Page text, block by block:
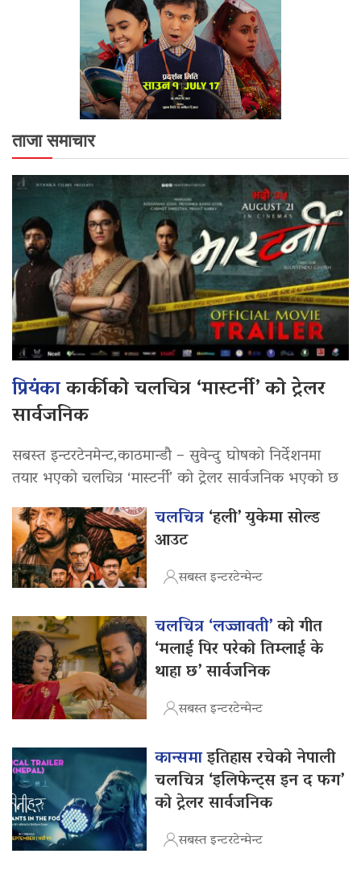
ताजा समाचार
प्रियंकाकार्कीको चलचित्र ‘मास्टर्नी’ को ट्रेलर
सार्वजनिक
सबस्त इन्टरटेनमेन्ट,काठमान्डौ – सुवेन्दु घोषको निर्देशनमा
तयार भएको चलचित्र ‘मास्टर्नी’ को ट्रेलर सार्वजनिक भएको छ
चलचित्र‘हली’ युकेमा सोल्ड
आउट
सबस्त इन्टरटेन्मेन्ट
चलचित्र ‘लज्जावती’को गीत
‘मलाई पिर परेको तिम्लाई के
थाहा छ’ सार्वजनिक
सबस्त इन्टरटेन्मेन्ट
कान्समाइतिहास रचेको नेपाली
चलचित्र ‘इलिफेन्ट्स इन द फग’
को ट्रेलर सार्वजनिक
सबस्त इन्टरटेन्मेन्ट